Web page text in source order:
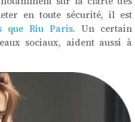
en toute sécurité, il est
que Riu Paris. Un certain
sociaux, aident aussi à